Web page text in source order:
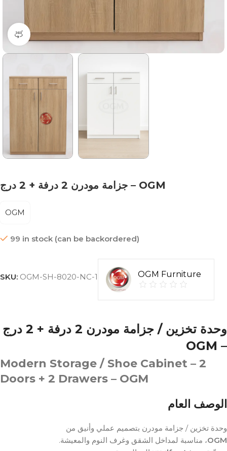
360 product view
جزامة مودرن 2 درفة + 2 درج – OGM
OGM
99 in stock (can be backordered)
SKU: OGM-SH-8020-NC-1 OGM Furniture
وحدة تخزين / جزامة مودرن 2 درفة + 2 درج
– OGM
Modern Storage / Shoe Cabinet – 2
Doors + 2 Drawers – OGM
الوصف العام
وحدة تخزين / جزامة مودرن بتصميم عملي وأنيق من
OGM، مناسبة لمداخل الشقق وغرف النوم والمعيشة.